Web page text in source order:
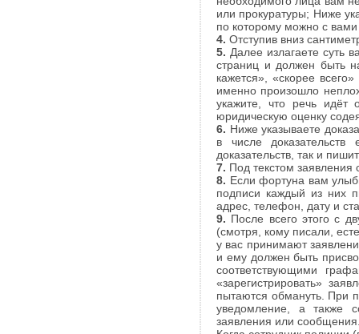
или прокуратуры; Ниже
по которому можно с вами
4. Отступив вниз
5. Далее излагаете суть
страниц и должен быть
кажется», «скорее
именно произошло
укажите, что речь
юридическую оценку
6. Ниже указываете
в числе
доказательств, так и
7. Под текстом заявления
8. Если фортуна вам
подписи каждый из них
адрес, телефон, дату и
9. После всего этого с
(смотря, кому писали,
у вас принимают
и ему должен быть
соответствующими
«зарегистрировать»
пытаются обмануть. При
уведомление, а также
заявления или